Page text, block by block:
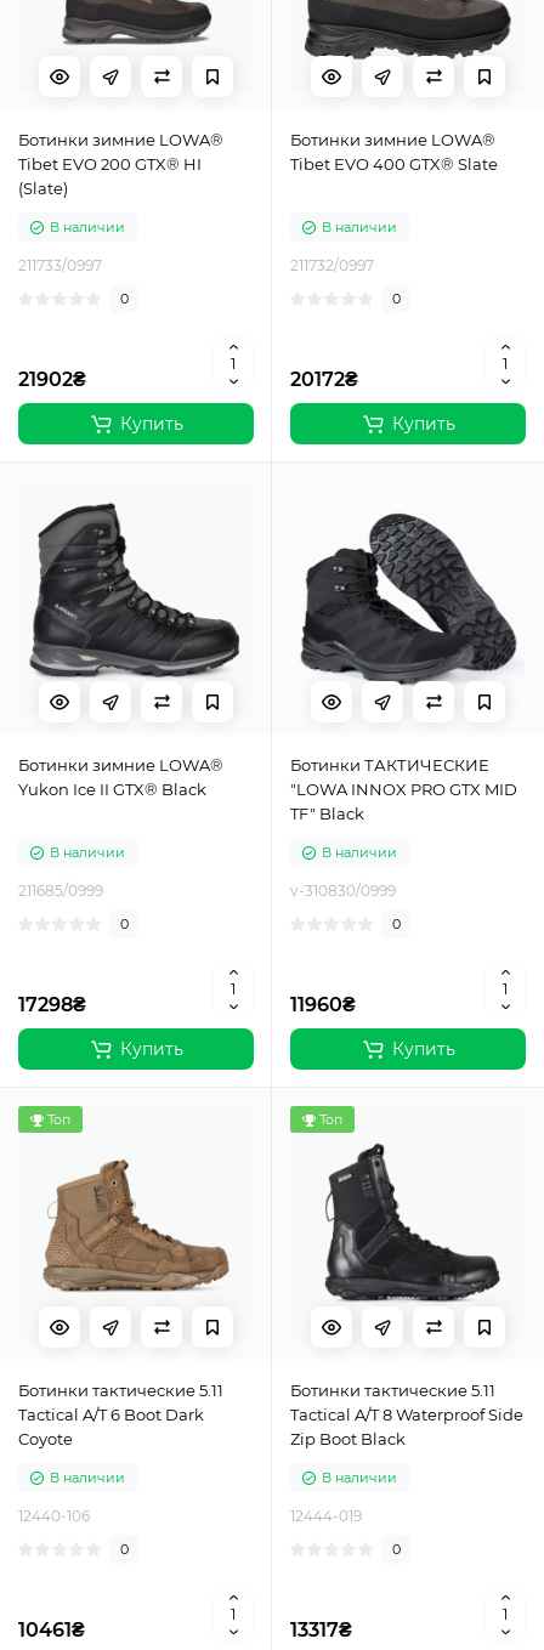
Ботинки зимние LOWA®
Tibet EVO 200 GTX® HI
(Slate)
В наличии
211733/0997
0
21902₴
Купить
Ботинки зимние LOWA®
Tibet EVO 400 GTX® Slate
В наличии
211732/0997
0
20172₴
Купить
Ботинки зимние LOWA®
Yukon Ice II GTX® Black
В наличии
211685/0999
0
17298₴
Купить
Ботинки ТАКТИЧЕСКИЕ
"LOWA INNOX PRO GTX MID
TF" Black
В наличии
v-310830/0999
0
11960₴
Купить
Топ
Ботинки тактические 5.11
Tactical A/T 6 Boot Dark
Coyote
В наличии
12440-106
0
10461₴
Топ
Ботинки тактические 5.11
Tactical A/T 8 Waterproof Side
Zip Boot Black
В наличии
12444-019
0
13317₴